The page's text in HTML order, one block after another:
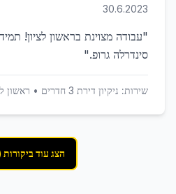
30.6.2023
"עבודה מצוינת בראשון לציון!
סינדרלה גרופ."
שירות: ניקיון דירת 3 חדרים • ראשון
הצג עוד ביקורות